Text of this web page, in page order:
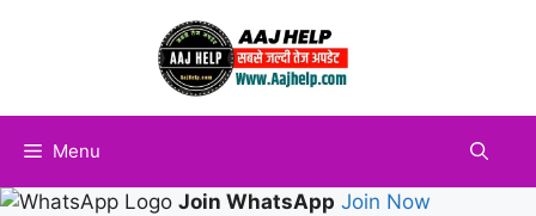
Menu
Join WhatsApp Join Now